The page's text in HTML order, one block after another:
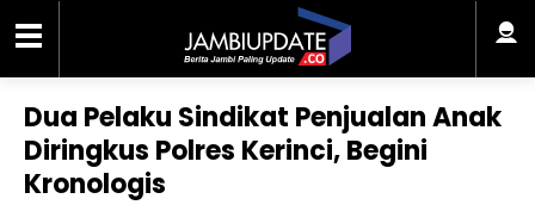
Dua Pelaku Sindikat Penjualan Anak
Diringkus Polres Kerinci, Begini
Kronologis